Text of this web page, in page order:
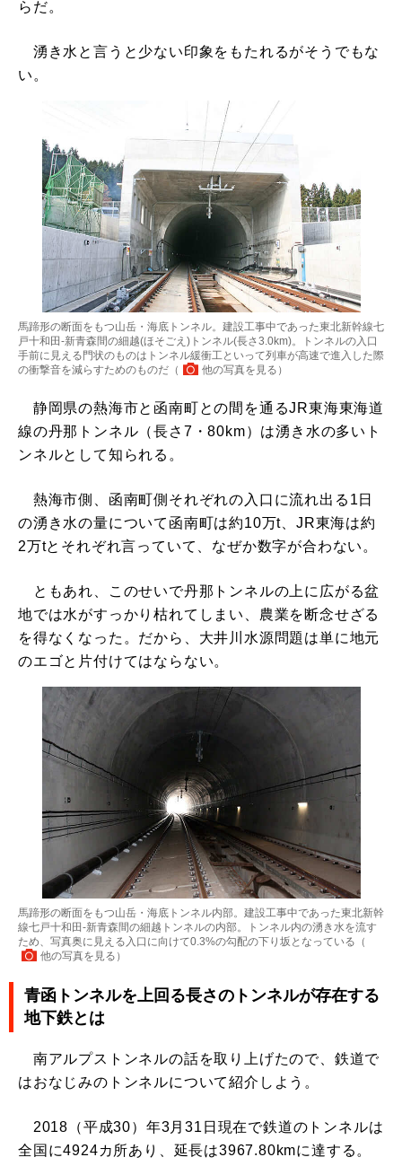
らだ。
湧き水と言うと少ない印象をもたれるがそうでもな
い。
馬蹄形の断面をもつ山岳・海底トンネル。建設工事中であった東北新幹線七
戸十和田-新青森間の細越(ほそごえ)トンネル(長さ3.0km)。トンネルの入口
手前に見える門状のものはトンネル緩衝工といって列車が高速で進入した際
の衝撃音を減らすためのものだ（
他の写真を見る ）
静岡県の熱海市と函南町との間を通るJR東海東海道
線の丹那トンネル（長さ7・80km）は湧き水の多いト
ンネルとして知られる。
熱海市側、函南町側それぞれの入口に流れ出る1日
の湧き水の量について函南町は約10万t、JR東海は約
2万tとそれぞれ言っていて、なぜか数字が合わない。
ともあれ、このせいで丹那トンネルの上に広がる盆
地では水がすっかり枯れてしまい、農業を断念せざる
を得なくなった。だから、大井川水源問題は単に地元
のエゴと片付けてはならない。
馬蹄形の断面をもつ山岳・海底トンネル内部。建設工事中であった東北新幹
線七戸十和田-新青森間の細越トンネルの内部。トンネル内の湧き水を流す
ため、写真奥に見える入口に向けて0.3%の勾配の下り坂となっている（
他の写真を見る ）
青函トンネルを上回る長さのトンネルが存在する
地下鉄とは
南アルプストンネルの話を取り上げたので、鉄道で
はおなじみのトンネルについて紹介しよう。
2018（平成30）年3月31日現在で鉄道のトンネルは
全国に4924カ所あり、延長は3967.80kmに達する。